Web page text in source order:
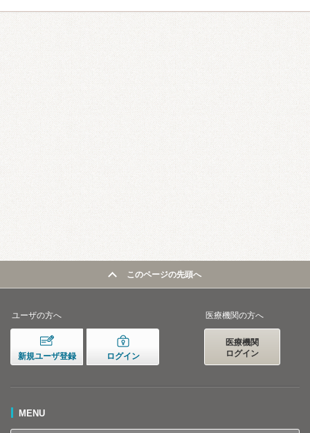
このページの先頭へ
ユーザの方へ
新規ユーザ登録 ログイン
医療機関の方へ
医療機関
ログイン
MENU